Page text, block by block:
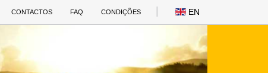
CONTACTOS FAQ CONDIÇÕES EN